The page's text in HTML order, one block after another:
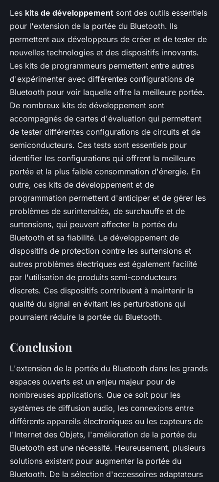
Les kits de développement sont des outils essentiels
pour l'extension de la portée du Bluetooth. Ils
permettent aux développeurs de créer et de tester de
nouvelles technologies et des dispositifs innovants.
Les kits de programmeurs permettent entre autres
d'expérimenter avec différentes configurations de
Bluetooth pour voir laquelle offre la meilleure portée.
De nombreux kits de développement sont
accompagnés de cartes d'évaluation qui permettent
de tester différentes configurations de circuits et de
semiconducteurs. Ces tests sont essentiels pour
identifier les configurations qui offrent la meilleure
portée et la plus faible consommation d'énergie. En
outre, ces kits de développement et de
programmation permettent d'anticiper et de gérer les
problèmes de surintensités, de surchauffe et de
surtensions, qui peuvent affecter la portée du
Bluetooth et sa fiabilité. Le développement de
dispositifs de protection contre les surtensions et
autres problèmes électriques est également facilité
par l'utilisation de produits semi-conducteurs
discrets. Ces dispositifs contribuent à maintenir la
qualité du signal en évitant les perturbations qui
pourraient réduire la portée du Bluetooth.
Conclusion
L'extension de la portée du Bluetooth dans les grands
espaces ouverts est un enjeu majeur pour de
nombreuses applications. Que ce soit pour les
systèmes de diffusion audio, les connexions entre
différents appareils électroniques ou les capteurs de
l'Internet des Objets, l'amélioration de la portée du
Bluetooth est une nécessité. Heureusement, plusieurs
solutions existent pour augmenter la portée du
Bluetooth. De la sélection d'accessoires adaptateurs